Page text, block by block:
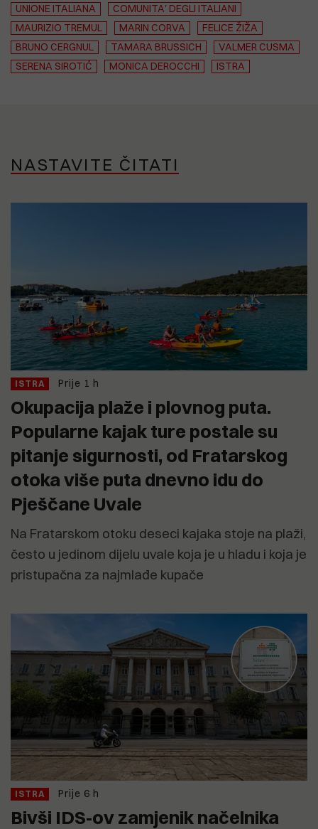
UNIONE ITALIANA
COMUNITA' DEGLI ITALIANI
MAURIZIO TREMUL
MARIN CORVA
FELICE ŽIŽA
BRUNO CERGNUL
TAMARA BRUSSICH
VALMER CUSMA
SERENA SIROTIĆ
MONICA DEROCCHI ISTRA
NASTAVITE ČITATI
ISTRA Prije 1 h
Okupacija plaže i plovnog puta.
Popularne kajak ture postale su
pitanje sigurnosti, od Fratarskog
otoka više puta dnevno idu do
Pješčane Uvale
Na Fratarskom otoku deseci kajaka stoje na plaži,
često u jedinom dijelu uvale koja je u hladu i koja je
pristupačna za najmlađe kupače
ISTRA Prije 6 h
Bivši IDS-ov zamjenik načelnika